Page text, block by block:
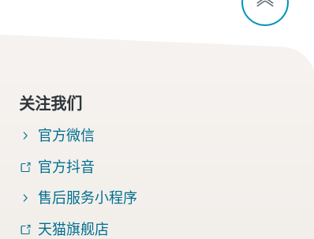
关注我们
官方微信
官方抖音
售后服务小程序
天猫旗舰店